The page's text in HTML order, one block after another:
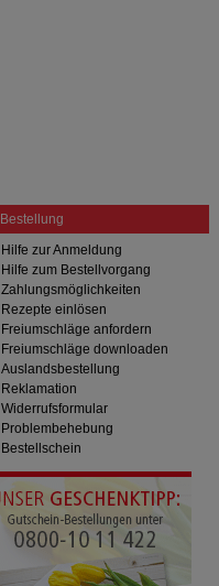
Bestellung
Hilfe zur Anmeldung
Hilfe zum Bestellvorgang
Zahlungsmöglichkeiten
Rezepte einlösen
Freiumschläge anfordern
Freiumschläge downloaden
Auslandsbestellung
Reklamation
Widerrufsformular
Problembehebung
Bestellschein